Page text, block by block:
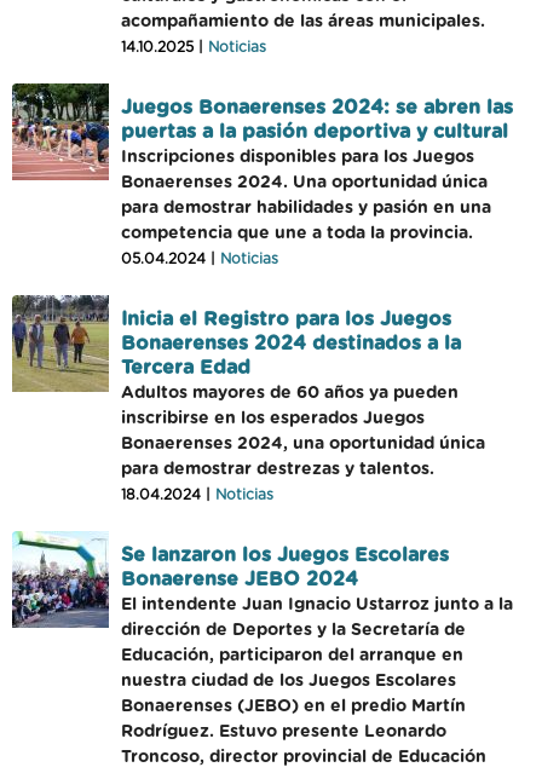
acompañamiento de las áreas municipales.
14.10.2025 | Noticias
Juegos Bonaerenses 2024: se abren las
puertas a la pasión deportiva y cultural
Inscripciones disponibles para los Juegos
Bonaerenses 2024. Una oportunidad única
para demostrar habilidades y pasión en una
competencia que une a toda la provincia.
05.04.2024 | Noticias
Inicia el Registro para los Juegos
Bonaerenses 2024 destinados a la
Tercera Edad
Adultos mayores de 60 años ya pueden
inscribirse en los esperados Juegos
Bonaerenses 2024, una oportunidad única
para demostrar destrezas y talentos.
18.04.2024 | Noticias
Se lanzaron los Juegos Escolares
Bonaerense JEBO 2024
El intendente Juan Ignacio Ustarroz junto a la
dirección de Deportes y la Secretaría de
Educación, participaron del arranque en
nuestra ciudad de los Juegos Escolares
Bonaerenses (JEBO) en el predio Martín
Rodríguez. Estuvo presente Leonardo
Troncoso, director provincial de Educación